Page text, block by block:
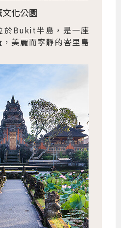
化公園
於Bukit半島，是一座
美麗而寧靜的峇里島